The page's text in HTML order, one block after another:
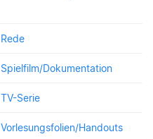
Rede
Spielfilm/Dokumentation
TV-Serie
Vorlesungsfolien/Handouts